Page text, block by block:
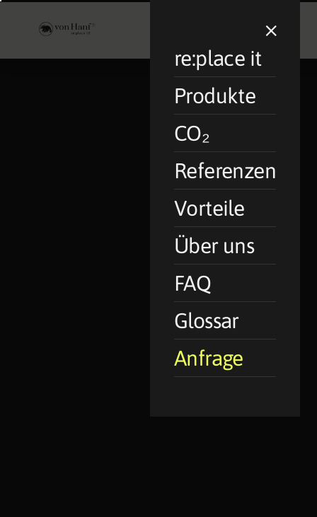
');"> ×
re:place it
Produkte
CO₂
Referenzen
Vorteile
Über uns
FAQ
Glossar
Anfrage